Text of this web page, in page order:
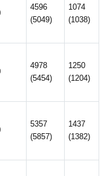
4596
(5049)
1074
(1038)
4978
(5454)
1250
(1204)
5357
(5857)
1437
(1382)